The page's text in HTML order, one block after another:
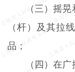
（三）摇
（杆）及其拉
品；
（四）在